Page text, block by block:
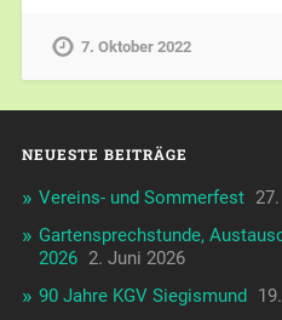
7. Oktober 2022
NEUESTE BEITRÄGE
Vereins- und Sommerfest
Gartensprechstunde,
2026 2. Juni 2026
90 Jahre KGV Siegismund